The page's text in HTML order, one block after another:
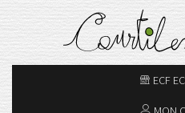
ECF